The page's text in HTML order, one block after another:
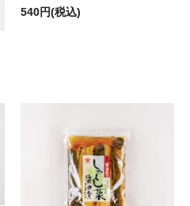
540円(税込)